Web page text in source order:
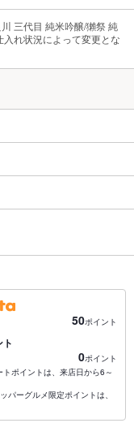
三代目 純米吟醸/獺祭 純
れ状況によって変更とな
50ポイント
0ポイント
ポイントは、来店日から6～
パーグルメ限定ポイントは、